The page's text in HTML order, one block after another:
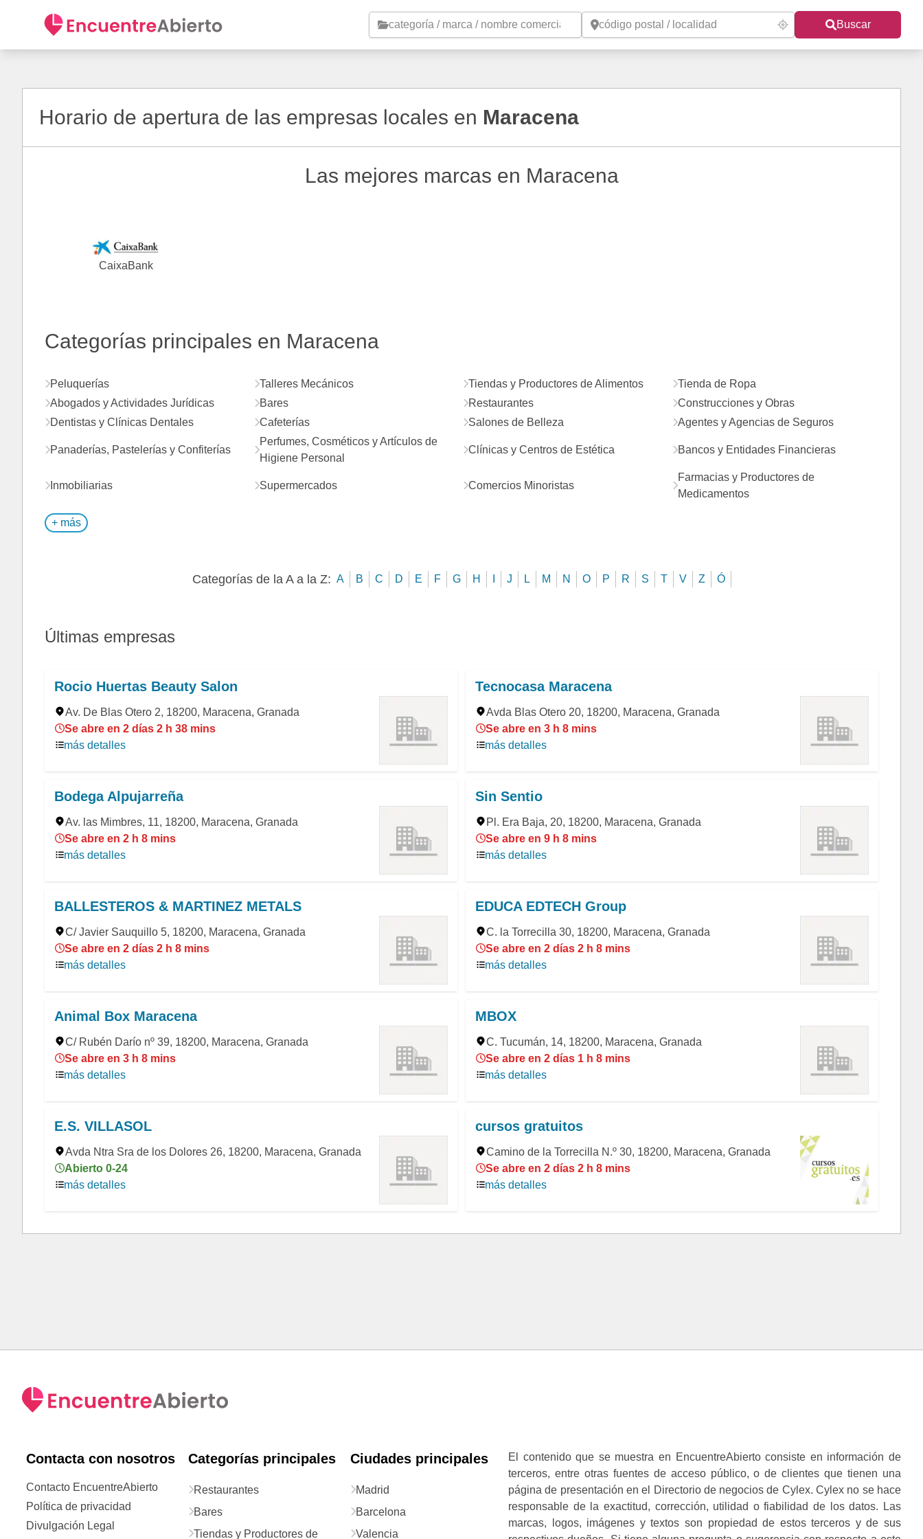
Buscar
Horario de apertura de las empresas locales en Maracena
Las mejores marcas en Maracena
CaixaBank
Categorías principales en Maracena
Peluquerías Talleres Mecánicos Tiendas y Productores de Alimentos
Tienda de Ropa
Abogados y Actividades Jurídicas
Bares Restaurantes
Construcciones y Obras
Dentistas y Clínicas Dentales
Cafeterías Salones de Belleza Agentes y Agencias de Seguros
Panaderías, Pastelerías y Confiterías
Perfumes, Cosméticos y Artículos de
Higiene Personal
Clínicas y Centros de Estética Bancos y Entidades Financieras
Inmobiliarias Supermercados Comercios Minoristas
Farmacias y Productores de
Medicamentos
+ más
Categorías de la A a la Z: A B C D E F G H J L M N O P R S T V Z Ó
Últimas empresas
Rocio Huertas Beauty Salon
Av. De Blas Otero 2, 18200, Maracena, Granada
Se abre en 2 días 2 h 38 mins
más detalles
Tecnocasa Maracena
Avda Blas Otero 20, 18200, Maracena, Granada
Se abre en 3 h 8 mins
más detalles
Bodega Alpujarreña
Av. las Mimbres, 11, 18200, Maracena, Granada
Se abre en 2 h 8 mins
más detalles
Sin Sentio
Pl. Era Baja, 20, 18200, Maracena, Granada
Se abre en 9 h 8 mins
más detalles
BALLESTEROS & MARTINEZ METALS
C/ Javier Sauquillo 5, 18200, Maracena, Granada
Se abre en 2 días 2 h 8 mins
más detalles
EDUCA EDTECH Group
C. la Torrecilla 30, 18200, Maracena, Granada
Se abre en 2 días 2 h 8 mins
más detalles
Animal Box Maracena
C/ Rubén Darío nº 39, 18200, Maracena, Granada
Se abre en 3 h 8 mins
más detalles
MBOX
C. Tucumán, 14, 18200, Maracena, Granada
Se abre en 2 días 1 h 8 mins
más detalles
E.S. VILLASOL
Avda Ntra Sra de los Dolores 26, 18200, Maracena, Granada
Abierto 0-24
más detalles
cursos gratuitos
Camino de la Torrecilla N.º 30, 18200, Maracena, Granada
Se abre en 2 días 2 h 8 mins
más detalles
Contacta con nosotros
Contacto EncuentreAbierto
Política de privacidad
Divulgación Legal
Categorías principales
Restaurantes
Bares
Tiendas y Productores de
Ciudades principales
Madrid
Barcelona
Valencia
El contenido que se muestra en EncuentreAbierto consiste en información de
terceros, entre otras fuentes de acceso público, o de clientes que tienen una
página de presentación en el Directorio de negocios de Cylex. Cylex no se hace
responsable de la exactitud, corrección, utilidad o fiabilidad de los datos. Las
marcas, logos, imágenes y textos son propiedad de estos terceros y de sus